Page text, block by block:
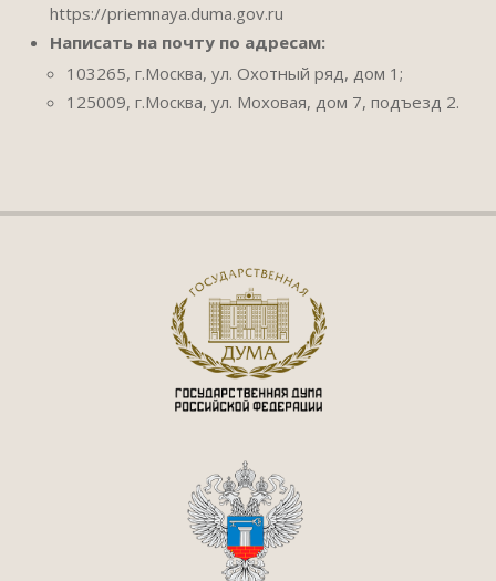
https://priemnaya.duma.gov.ru
Написать на почту по адресам:
103265, г.Москва, ул. Охотный ряд, дом 1;
125009, г.Москва, ул. Моховая, дом 7, подъезд 2.